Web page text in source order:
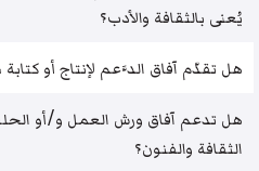
يُعنى بالثقافة والأدب؟
هل تقدّم آفاق الدَّعم لإنتاج أو كتابة
هل تدعم آفاق ورش العمل و/أو
الثقافة والفنون؟